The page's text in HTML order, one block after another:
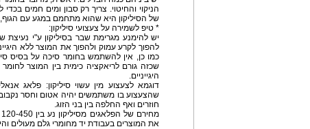
הניקוי והחיטוי. צריך רק סבון ומים חמים
של הסיליקון היא שהוא מתחמם במגע עם
* טיפ לשמירה על צעצועי סיליקון:
יש להימנע מגרימת שבר בסיליקון ע"י נעיצת
להפוך לקרע עמוק ולהפוך את המוצר ללא
כמו כן, אין להשתמש בחומר סיכה על בסיס
שכזה גורם לריאקציה כימית בין המוצר
היגייניים.
דוגמא לצעצוע מין עשוי סיליקון: פלאג
שהצעצוע בו משתמשים יהיה אטום וחסר
חוזרים ואף החלפה בין בני הזוג.
את המוצרים בעבודת יד מחומרי גלם מעולים